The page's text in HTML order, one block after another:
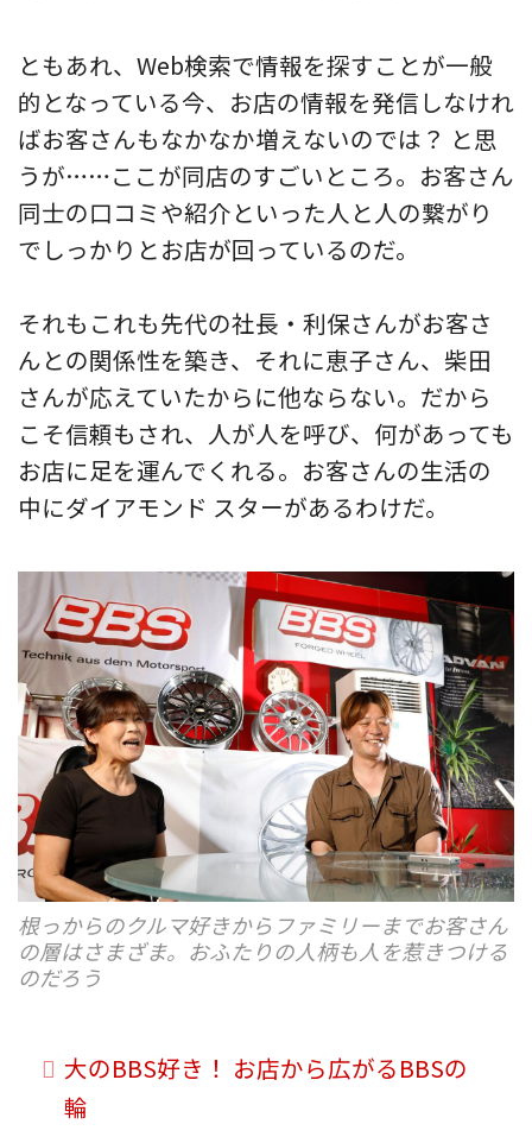
ともあれ、Web検索で情報を探すことが一般
的となっている今、お店の情報を発信しなけれ
ばお客さんもなかなか増えないのでは？ と思
うが……ここが同店のすごいところ。お客さん
同士の口コミや紹介といった人と人の繋がり
でしっかりとお店が回っているのだ。
それもこれも先代の社長・利保さんがお客さ
んとの関係性を築き、それに恵子さん、柴田
さんが応えていたからに他ならない。だから
こそ信頼もされ、人が人を呼び、何があっても
お店に足を運んでくれる。お客さんの生活の
中にダイアモンド スターがあるわけだ。
根っからのクルマ好きからファミリーまでお客さん
の層はさまざま。おふたりの人柄も人を惹きつける
のだろう
大のBBS好き！ お店から広がるBBSの
輪